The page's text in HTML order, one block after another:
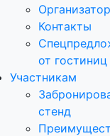
Контакты
от гостиниц
Участникам
стенд